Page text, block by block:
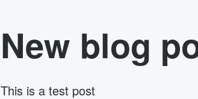
New blog
This is a test post